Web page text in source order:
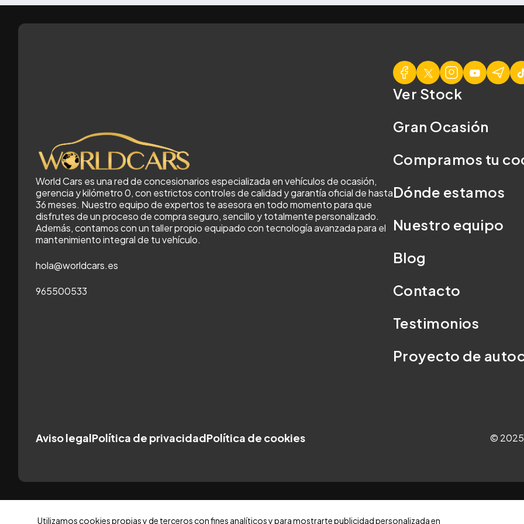
World Cars es una red de concesionarios especializada en vehículos de ocasión,
gerencia y kilómetro 0, con estrictos controles de calidad y garantía oficial de hasta
36 meses. Nuestro equipo de expertos te asesora en todo momento para que
disfrutes de un proceso de compra seguro, sencillo y totalmente personalizado.
Además, contamos con un taller propio equipado con tecnología avanzada para el
mantenimiento integral de tu vehículo.
hola@worldcars.es
965500533
Ver Stock
Gran Ocasión
Compramos tu
Dónde estamos
Nuestro equipo
Blog
Contacto
Testimonios
Proyecto de
Aviso legalPolítica de privacidadPolítica de cookies © 2025
Utilizamos cookies propias y de terceros con fines analíticos y para mostrarte publicidad personalizada en